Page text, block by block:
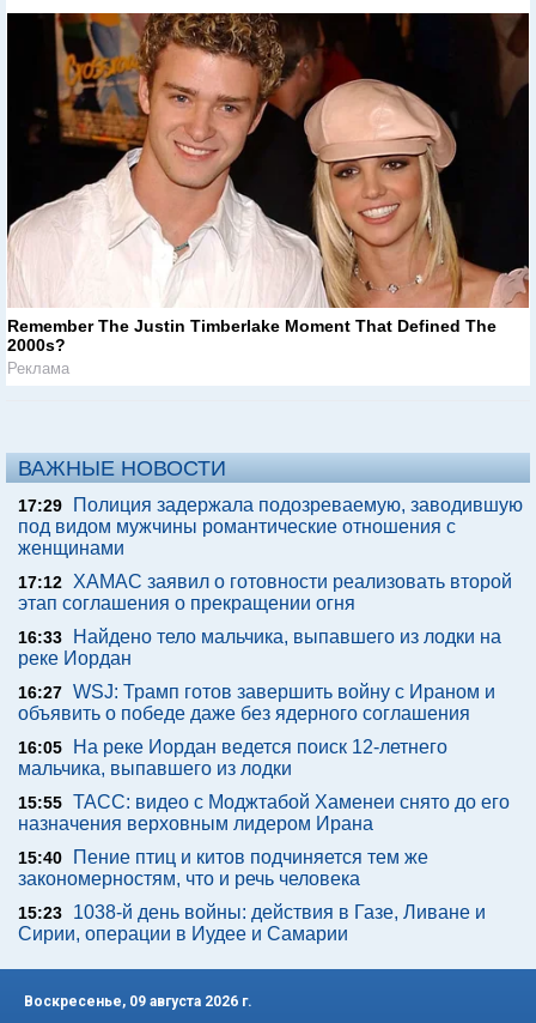
Remember The Justin Timberlake Moment That Defined The
2000s?
Реклама
ВАЖНЫЕ НОВОСТИ
17:29
Полиция задержала подозреваемую, заводившую
под видом мужчины романтические отношения с
женщинами
17:12 ХАМАС заявил о готовности реализовать второй
этап соглашения о прекращении огня
16:33
Найдено тело мальчика, выпавшего из лодки на
реке Иордан
16:27 WSJ: Трамп готов завершить войну с Ираном и
объявить о победе даже без ядерного соглашения
16:05
На реке Иордан ведется поиск 12-летнего
мальчика, выпавшего из лодки
15:55 ТАСС: видео с Моджтабой Хаменеи снято до его
назначения верховным лидером Ирана
15:40
Пение птиц и китов подчиняется тем же
закономерностям, что и речь человека
15:23
1038-й день войны: действия в Газе, Ливане и
Сирии, операции в Иудее и Самарии
Воскресенье, 09 августа 2026 г.